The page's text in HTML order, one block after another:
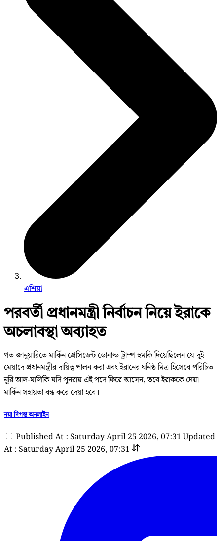
এশিয়া
পরবর্তী প্রধানমন্ত্রী নির্বাচন নিয়ে ইরাকে
অচলাবস্থা অব্যাহত
গত জানুয়ারিতে মার্কিন প্রেসিডেন্ট ডোনাল্ড ট্রাম্প হুমকি দিয়েছিলেন যে দুই
মেয়াদে প্রধানমন্ত্রীর দায়িত্ব পালন করা এবং ইরানের ঘনিষ্ঠ মিত্র হিসেবে পরিচিত
নূরি আল-মালিকি যদি পুনরায় এই পদে ফিরে আসেন, তবে ইরাককে দেয়া
মার্কিন সহায়তা বন্ধ করে দেয়া হবে।
নয়া দিগন্ত অনলাইন
Published At : Saturday April 25 2026, 07:31 Updated
At : Saturday April 25 2026, 07:31